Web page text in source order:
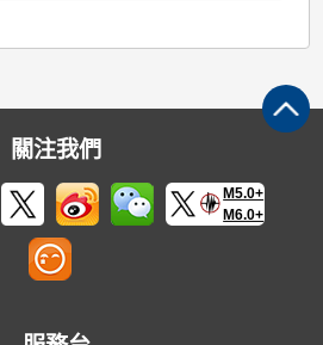
關注我們
M5.0+
M6.0+